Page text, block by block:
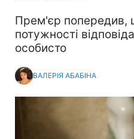
Прем'єр попередив,
потужності
особисто
ВАЛЕРІЯ АБАБІНА